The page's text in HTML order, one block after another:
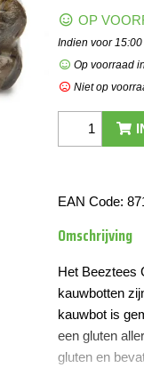
OP
Indien voor
Op voorraad
Niet op
EAN Code:
Omschrijving
Het Beeztees
kauwbotten
kauwbot is
een gluten
gluten en